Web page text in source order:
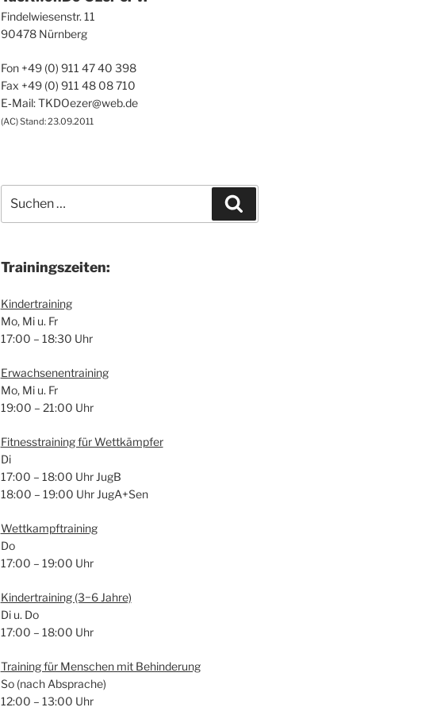
Fin­del­wie­sen­str. 11
90478 Nürn­berg
Fon +49 (0) 911 47 40 398
Fax +49 (0) 911 48 08 710
E‑Mail: TKDOezer@web.de
(AC) Stand: 23.09.2011
nach:
Trai­nings­zei­ten:
Kin­der­trai­ning
Mo, Mi u. Fr
17:00 – 18:30 Uhr
Erwach­se­nen­trai­ning
Mo, Mi u. Fr
19:00 – 21:00 Uhr
Fit­ness­trai­ning für Wett­kämp­fer
Di
17:00 – 18:00 Uhr JugB
18:00 – 19:00 Uhr JugA+Sen
Wett­kampf­trai­ning
Do
17:00 – 19:00 Uhr
Kin­der­trai­ning (3−6 Jah­re)
Di u. Do
17:00 – 18:00 Uhr
Trai­ning für Men­schen mit Behin­de­rung
So (nach Abspra­che)
12:00 – 13:00 Uhr